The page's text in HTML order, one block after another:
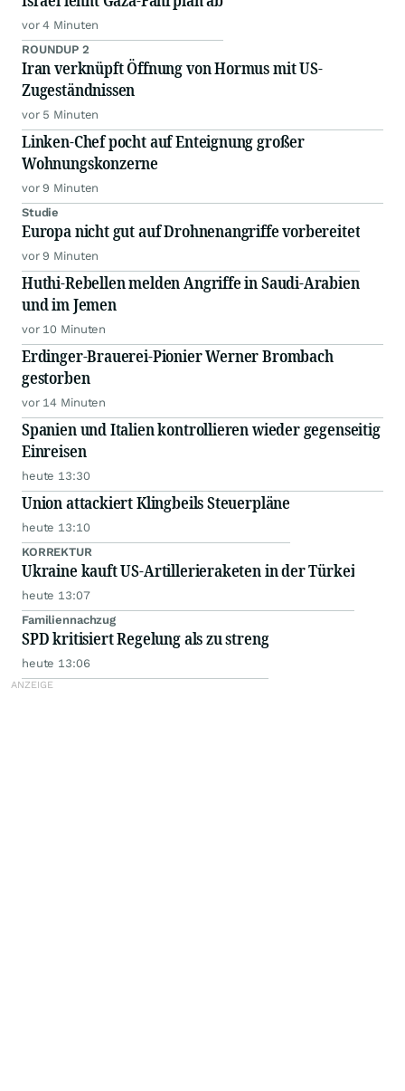
vor 4 Minuten
ROUNDUP 2
Iran verknüpft Öffnung von Hormus mit US-
Zugeständnissen
vor 5 Minuten
Linken-Chef pocht auf Enteignung großer
Wohnungskonzerne
vor 9 Minuten
Studie
Europa nicht gut auf Drohnenangriffe vorbereitet
vor 9 Minuten
Huthi-Rebellen melden Angriffe in Saudi-Arabien
und im Jemen
vor 10 Minuten
Erdinger-Brauerei-Pionier Werner Brombach
gestorben
vor 14 Minuten
Spanien und Italien kontrollieren wieder gegenseitig
Einreisen
heute 13:30
Union attackiert Klingbeils Steuerpläne
heute 13:10
KORREKTUR
Ukraine kauft US-Artillerieraketen in der Türkei
heute 13:07
Familiennachzug
SPD kritisiert Regelung als zu streng
heute 13:06